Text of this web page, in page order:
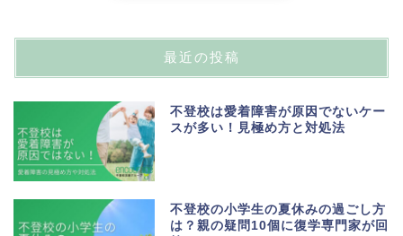
最近の投稿
不登校は愛着障害が原因でないケー
スが多い！見極め方と対処法
不登校の小学生の夏休みの過ごし方
は？親の疑問10個に復学専門家が回